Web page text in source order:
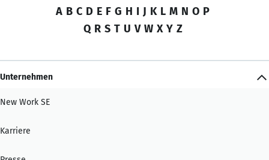
A B C D E F G H I J K L M N O P
Q R S T U V W X Y Z
Unternehmen
New Work SE
Karriere